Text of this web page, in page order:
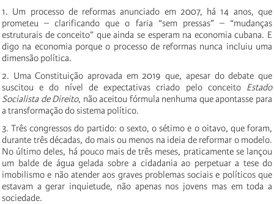
1. Um processo de reformas anunciado em 2007, há 14 anos, que
prometeu – clarificando que o faria “sem pressas” – “mudanças
estruturais de conceito” que ainda se esperam na economia cubana. E
digo na economia porque o processo de reformas nunca incluiu uma
dimensão política.
2. Uma Constituição aprovada em 2019 que, apesar do debate que
suscitou e do nível de expectativas criado pelo conceito Estado
Socialista de Direito, não aceitou fórmula nenhuma que apontasse para
a transformação do sistema político.
3. Três congressos do partido: o sexto, o sétimo e o oitavo, que foram,
durante três décadas, do mais ou menos na ideia de reformar o modelo.
No último deles, há pouco mais de três meses, praticamente se lançou
um balde de água gelada sobre a cidadania ao perpetuar a tese do
imobilismo e não atender aos graves problemas sociais e políticos que
estavam a gerar inquietude, não apenas nos jovens mas em toda a
sociedade.